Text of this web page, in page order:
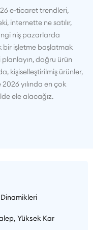
e-ticaret trendleri,
internette ne satılır,
niş pazarlarda
bir işletme başlatmak
doğru ürün
kişiselleştirilmiş ürünler,
yılında en çok
ele alacağız.
Yüksek Kar